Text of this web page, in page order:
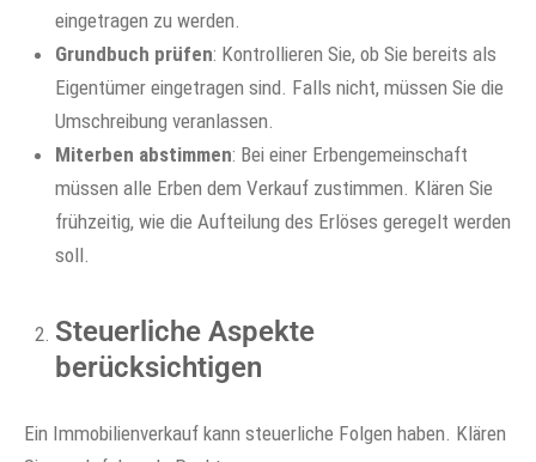
eingetragen zu werden.
Grundbuch prüfen: Kontrollieren Sie, ob Sie bereits als
Eigentümer eingetragen sind. Falls nicht, müssen Sie die
Umschreibung veranlassen.
Miterben abstimmen: Bei einer Erbengemeinschaft
müssen alle Erben dem Verkauf zustimmen. Klären Sie
frühzeitig, wie die Aufteilung des Erlöses geregelt werden
soll.
Steuerliche Aspekte
berücksichtigen
Ein Immobilienverkauf kann steuerliche Folgen haben. Klären